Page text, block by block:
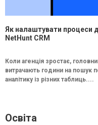
Як налаштувати процеси
NetHunt CRM
Коли агенція зростає,
витрачають години на пошук
аналітику із різних таблиць....
Освіта